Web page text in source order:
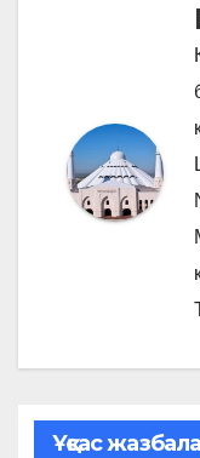
Ұқсас